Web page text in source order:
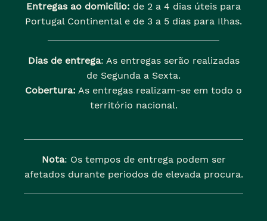
Entregas ao domicílio: de 2 a 4 dias úteis para
Portugal Continental e de 3 a 5 dias para Ilhas.
Dias de entrega: As entregas serão realizadas
de Segunda a Sexta.
Cobertura: As entregas realizam-se em todo o
território nacional.
Nota: Os tempos de entrega podem ser
afetados durante periodos de elevada procura.